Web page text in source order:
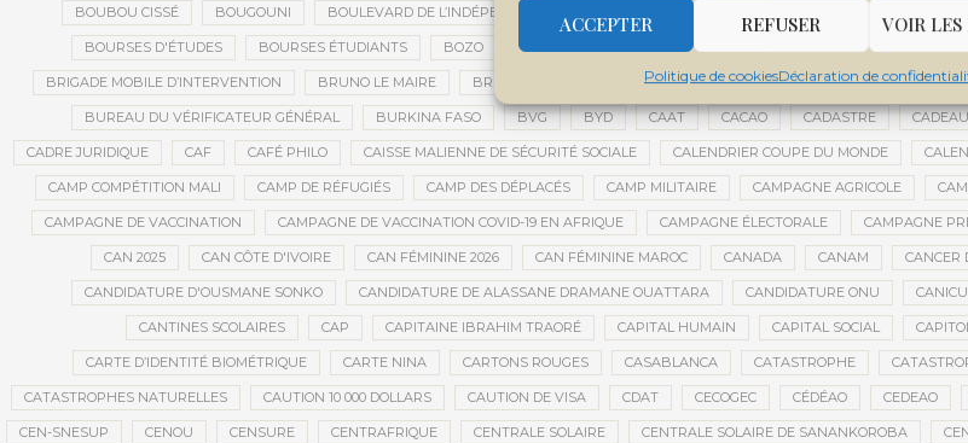
ACCEPTER REFUSER VOIR LES
Politique de cookiesDéclaration de
BOUBOU CISSÉ BOUGOUNI BOULEVARD DE L’INDÉPENDANCE
BOURSES D'ÉTUDES BOURSES ÉTUDIANTS BOZO BRASSAGE CULTUREL BRÉSIL
BRIGADE MOBILE D’INTERVENTION BRUNO LE MAIRE BRUXELLES BUDGET 2027-2029 BUDGET AGRICOLE
BUREAU DU VÉRIFICATEUR GÉNÉRAL BURKINA FASO BVG BYD CAAT CACAO CADASTRE
CADRE JURIDIQUE CAF CAFÉ PHILO CAISSE MALIENNE DE SÉCURITÉ SOCIALE CALENDRIER COUPE DU MONDE
CAMP COMPÉTITION MALI CAMP DE RÉFUGIÉS CAMP DES DÉPLACÉS CAMP MILITAIRE CAMPAGNE AGRICOLE
CAMPAGNE DE VACCINATION CAMPAGNE DE VACCINATION COVID-19 EN AFRIQUE CAMPAGNE ÉLECTORALE CAMPAGNE
CAN 2025 CAN CÔTE D'IVOIRE CAN FÉMININE 2026 CAN FÉMININE MAROC CANADA CANAM CANCER
CANDIDATURE D'OUSMANE SONKO CANDIDATURE DE ALASSANE DRAMANE OUATTARA CANDIDATURE ONU
CANTINES SCOLAIRES CAP CAPITAINE IBRAHIM TRAORÉ CAPITAL HUMAIN CAPITAL SOCIAL
CARTE D’IDENTITÉ BIOMÉTRIQUE CARTE NINA CARTONS ROUGES CASABLANCA CATASTROPHE
CATASTROPHES NATURELLES CAUTION 10 000 DOLLARS CAUTION DE VISA CDAT CECOGEC CÉDÉAO CEDEAO
CEN-SNESUP CENOU CENSURE CENTRAFRIQUE CENTRALE SOLAIRE CENTRALE SOLAIRE DE SANANKOROBA